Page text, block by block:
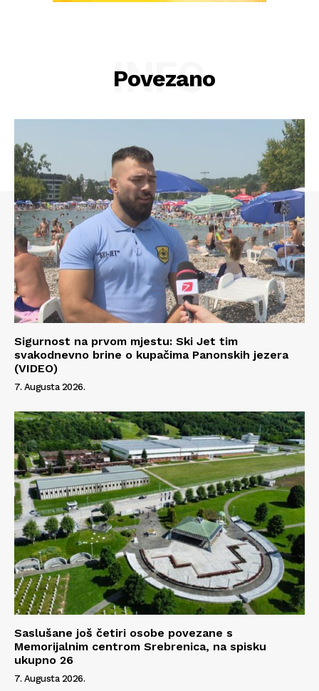
Info
O nama
Kontakt
Povezano
INFO
Sigurnost na prvom mjestu: Ski Jet tim
svakodnevno brine o kupačima Panonskih jezera
(VIDEO)
7. Augusta 2026.
Saslušane još četiri osobe povezane s
Memorijalnim centrom Srebrenica, na spisku
ukupno 26
7. Augusta 2026.